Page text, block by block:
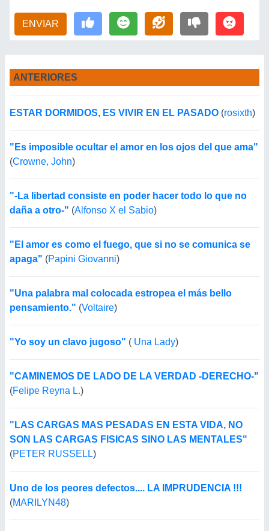
ENVIAR
ANTERIORES
ESTAR DORMIDOS, ES VIVIR EN EL PASADO (rosixth)
"Es imposible ocultar el amor en los ojos del que ama"
(Crowne, John)
"-La libertad consiste en poder hacer todo lo que no
daña a otro-" (Alfonso X el Sabio)
"El amor es como el fuego, que si no se comunica se
apaga" (Papini Giovanni)
"Una palabra mal colocada estropea el más bello
pensamiento." (Voltaire)
"Yo soy un clavo jugoso" ( Una Lady)
"CAMINEMOS DE LADO DE LA VERDAD -DERECHO-"
(Felipe Reyna L.)
"LAS CARGAS MAS PESADAS EN ESTA VIDA, NO
SON LAS CARGAS FISICAS SINO LAS MENTALES"
(PETER RUSSELL)
Uno de los peores defectos.... LA IMPRUDENCIA !!!
(MARILYN48)